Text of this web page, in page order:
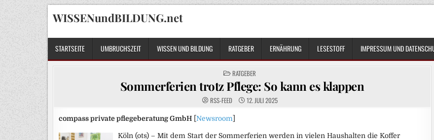
Skip
to
content
WISSENundBILDUNG.net
STARTSEITE UMBRUCHSZEIT WISSEN UND BILDUNG RATGEBER ERNÄHRUNG LESESTOFF IMPRESSUM UND
POSTED
IN
RATGEBER
Sommerferien trotz Pflege: So kann es klappen
RSS-FEED 12. JULI 2025
compass private pflegeberatung GmbH Newsroom
Köln (ots) – Mit dem Start der Sommerferien werden in vielen Haushalten die Koffer